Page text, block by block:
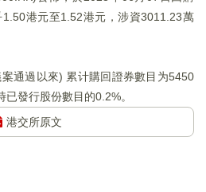
港元至1.52港元，涉資3011.23萬
通過以來) 累计購回證券數目为5450
發行股份數目的0.2%。
港交所原文